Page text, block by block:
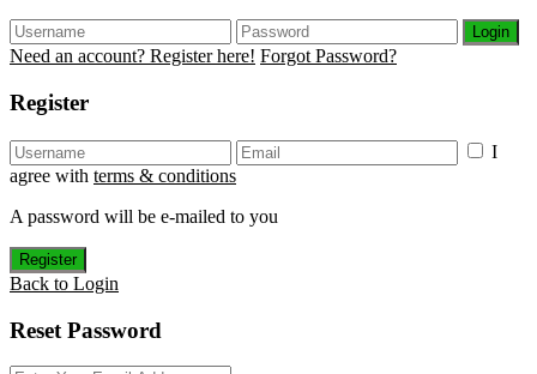
Login
Need an account? Register here! Forgot Password?
Register
I
agree with terms & conditions
A password will be e-mailed to you
Register
Back to Login
Reset Password